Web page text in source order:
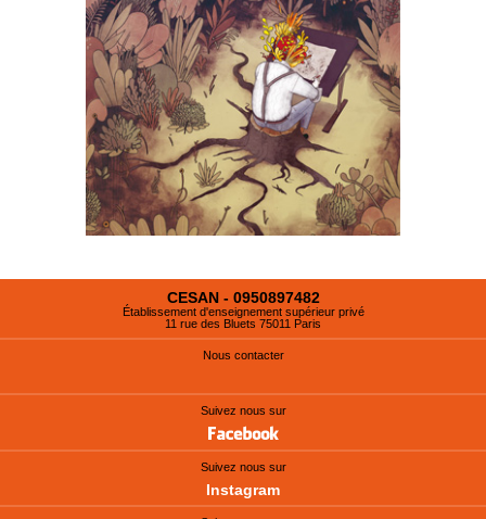
CESAN - 0950897482
Établissement d'enseignement supérieur privé
11 rue des Bluets 75011 Paris
Nous contacter
Suivez nous sur
Suivez nous sur
Instagram